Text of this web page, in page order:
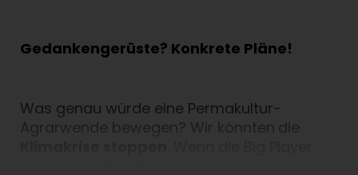
Gedankengerüste? Konkrete Pläne!
Was genau würde eine Permakultur-
Agrarwende bewegen? Wir könnten die